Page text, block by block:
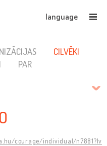
language
CILVĒKI
PAR
courage/individual/n7881?lv